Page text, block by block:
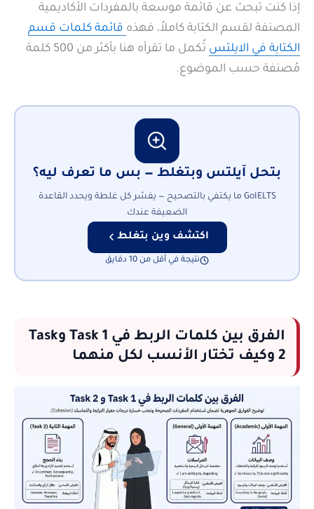
إذا كنت تبحث عن قائمة موسعة بالمفردات الأكاديمية
المصنفة لقسم الكتابة كاملاً، فهذه قائمة كلمات قسم
الكتابة في الايلتس
تُكمل ما تقرأه هنا بأكثر من 500 كلمة
مُصنفة حسب الموضوع.
بتحل آيلتس وبتغلط — بس ما تعرف ليه؟
GoIELTS ما يكتفي بالتصحيح — يفسّر كل غلطة ويحدد القاعدة
الضعيفة عندك
اكتشف وين بتغلط
نتيجة في أقل من 10 دقايق
الفرق بين كلمات الربط في Task 1 وTask
2 وكيف تختار الأنسب لكل منهما